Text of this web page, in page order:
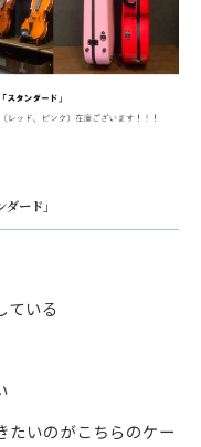
ード」
ている
たいのがこちらのケー